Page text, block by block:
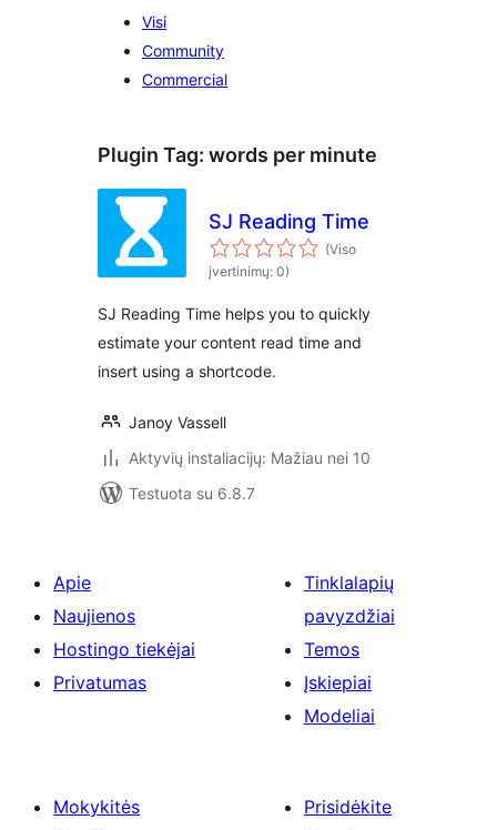
Visi
Community
Commercial
Plugin Tag: words per minute
SJ Reading Time
(Viso
įvertinimų: 0)
SJ Reading Time helps you to quickly
estimate your content read time and
insert using a shortcode.
Janoy Vassell
Aktyvių instaliacijų: Mažiau nei 10
Testuota su 6.8.7
Apie
Naujienos
Hostingo tiekėjai
Privatumas
Tinklalapių
pavyzdžiai
Temos
Įskiepiai
Modeliai
Mokykitės
Prisidėkite